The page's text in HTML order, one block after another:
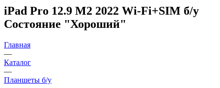
iPad Pro 12.9 M2 2022 Wi-Fi+SIM б/у
Состояние "Хороший"
Главная
—
Каталог
—
Планшеты б/у